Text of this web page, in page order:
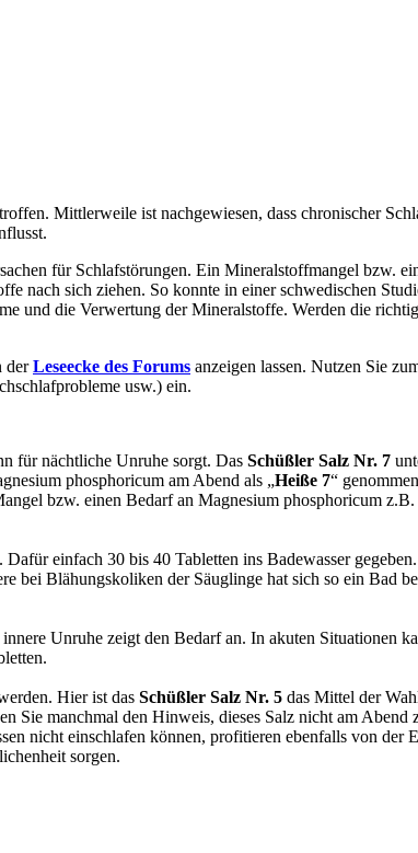
Mittlerweile ist nachgewiesen, dass chronischer
für Schlafstörungen. Ein Mineralstoffmangel bzw.
nach sich ziehen. So konnte in einer schwedischen
und die Verwertung der Mineralstoffe. Werden die
derLeseecke des Forums anzeigen lassen. Nutzen Sie
usw.) ein.
für nächtliche Unruhe sorgt. Das Schüßler Salz Nr. 7
phosphoricum am Abend als „Heiße 7“
bzw. einen Bedarf an Magnesium phosphoricum
einfach 30 bis 40 Tabletten ins Badewasser
bei Blähungskoliken der Säuglinge hat sich so ein Bad
innere Unruhe zeigt den Bedarf an. In akuten Situationen
Hier ist das Schüßler Salz Nr. 5 das Mittel der
Sie manchmal den Hinweis, dieses Salz nicht am Abend
nicht einschlafen können, profitieren ebenfalls von der
sorgen.